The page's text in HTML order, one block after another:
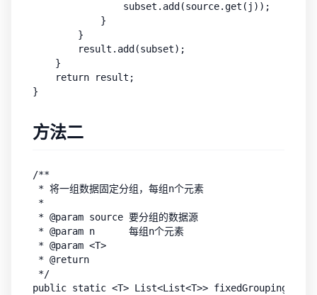
                subset.add(source.get(j));
            }
        }
        result.add(subset);
    }
    return result;
方法二
/**
* 将一组数据固定分组，每组n个元素
*
* @param source 要分组的数据源
* @param n      每组n个元素
* @param <T>
* @return
*/
public static <T> List<List<T>>